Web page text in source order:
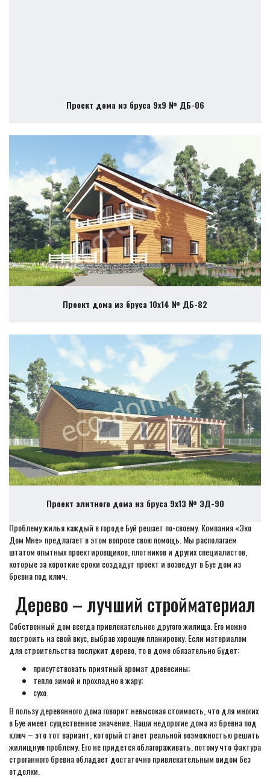
Проект дома из бруса 9х9 № ДБ-06
Проект дома из бруса 10х14 № ДБ-82
Проект элитного дома из бруса 9х13 № ЭД-90
Проблему жилья каждый в городе Буй решает по-своему. Компания «Эко
Дом Мне» предлагает в этом вопросе свою помощь. Мы располагаем
штатом опытных проектировщиков, плотников и других специалистов,
которые за короткие сроки создадут проект и возведут в Буе дом из
бревна под ключ.
Дерево – лучший стройматериал
Собственный дом всегда привлекательнее другого жилища. Его можно
построить на свой вкус, выбрав хорошую планировку. Если материалом
для строительства послужит дерево, то в доме обязательно будет:
присутствовать приятный аромат древесины;
тепло зимой и прохладно в жару;
сухо.
В пользу деревянного дома говорит невысокая стоимость, что для многих
в Буе имеет существенное значение. Наши недорогие дома из бревна под
ключ – это тот вариант, который станет реальной возможностью решить
жилищную проблему. Его не придется облагораживать, потому что фактура
строганного бревна обладает достаточно привлекательным видом без
отделки.